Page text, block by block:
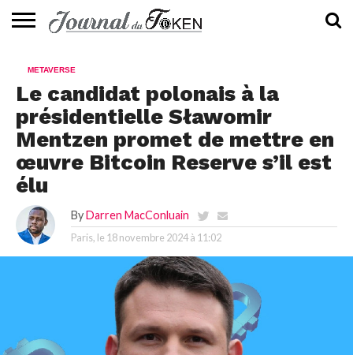
📰
EVALUATION
GUIDE
TENDANCES
À
CONTACTEZ-
METAVERSE
Le candidat polonais à la
présidentielle Sławomir
Mentzen promet de mettre en
œuvre Bitcoin Reserve s’il est
élu
By Darren MacConluain
Paris, le 18 novembre 2024 à 11:02